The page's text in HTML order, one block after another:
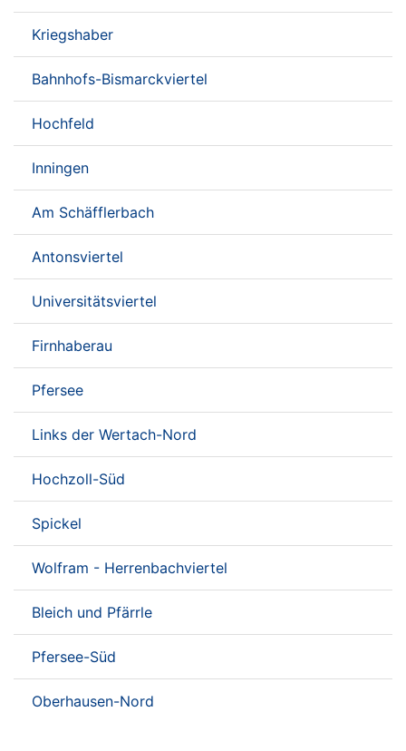
Kriegshaber
Bahnhofs-Bismarckviertel
Hochfeld
Inningen
Am Schäfflerbach
Antonsviertel
Universitätsviertel
Firnhaberau
Pfersee
Links der Wertach-Nord
Hochzoll-Süd
Spickel
Wolfram - Herrenbachviertel
Bleich und Pfärrle
Pfersee-Süd
Oberhausen-Nord